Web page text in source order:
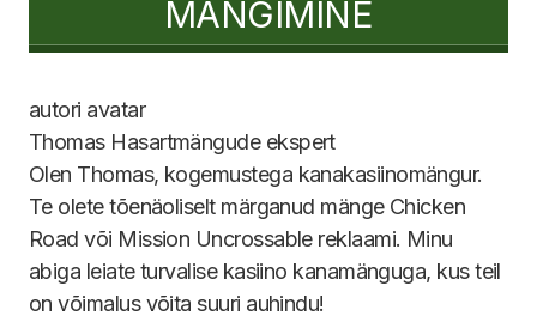
MÄNGIMINE
Thomas Hasartmängude ekspert
Olen Thomas, kogemustega kanakasiinomängur.
Te olete tõenäoliselt märganud mänge Chicken
Road või Mission Uncrossable reklaami. Minu
abiga leiate turvalise kasiino kanamänguga, kus teil
on võimalus võita suuri auhindu!